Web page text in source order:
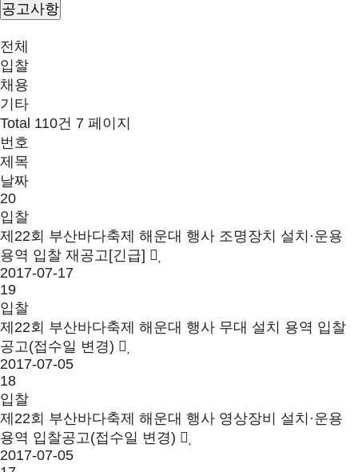
공고사항
전체
입찰
채용
기타
Total 110건 7 페이지
번호
제목
날짜
20
입찰
제22회 부산바다축제 해운대 행사 조명장치 설치·운용
용역 입찰 재공고[긴급]
2017-07-17
19
입찰
제22회 부산바다축제 해운대 행사 무대 설치 용역 입찰
공고(접수일 변경)
2017-07-05
18
입찰
제22회 부산바다축제 해운대 행사 영상장비 설치·운용
용역 입찰공고(접수일 변경)
2017-07-05